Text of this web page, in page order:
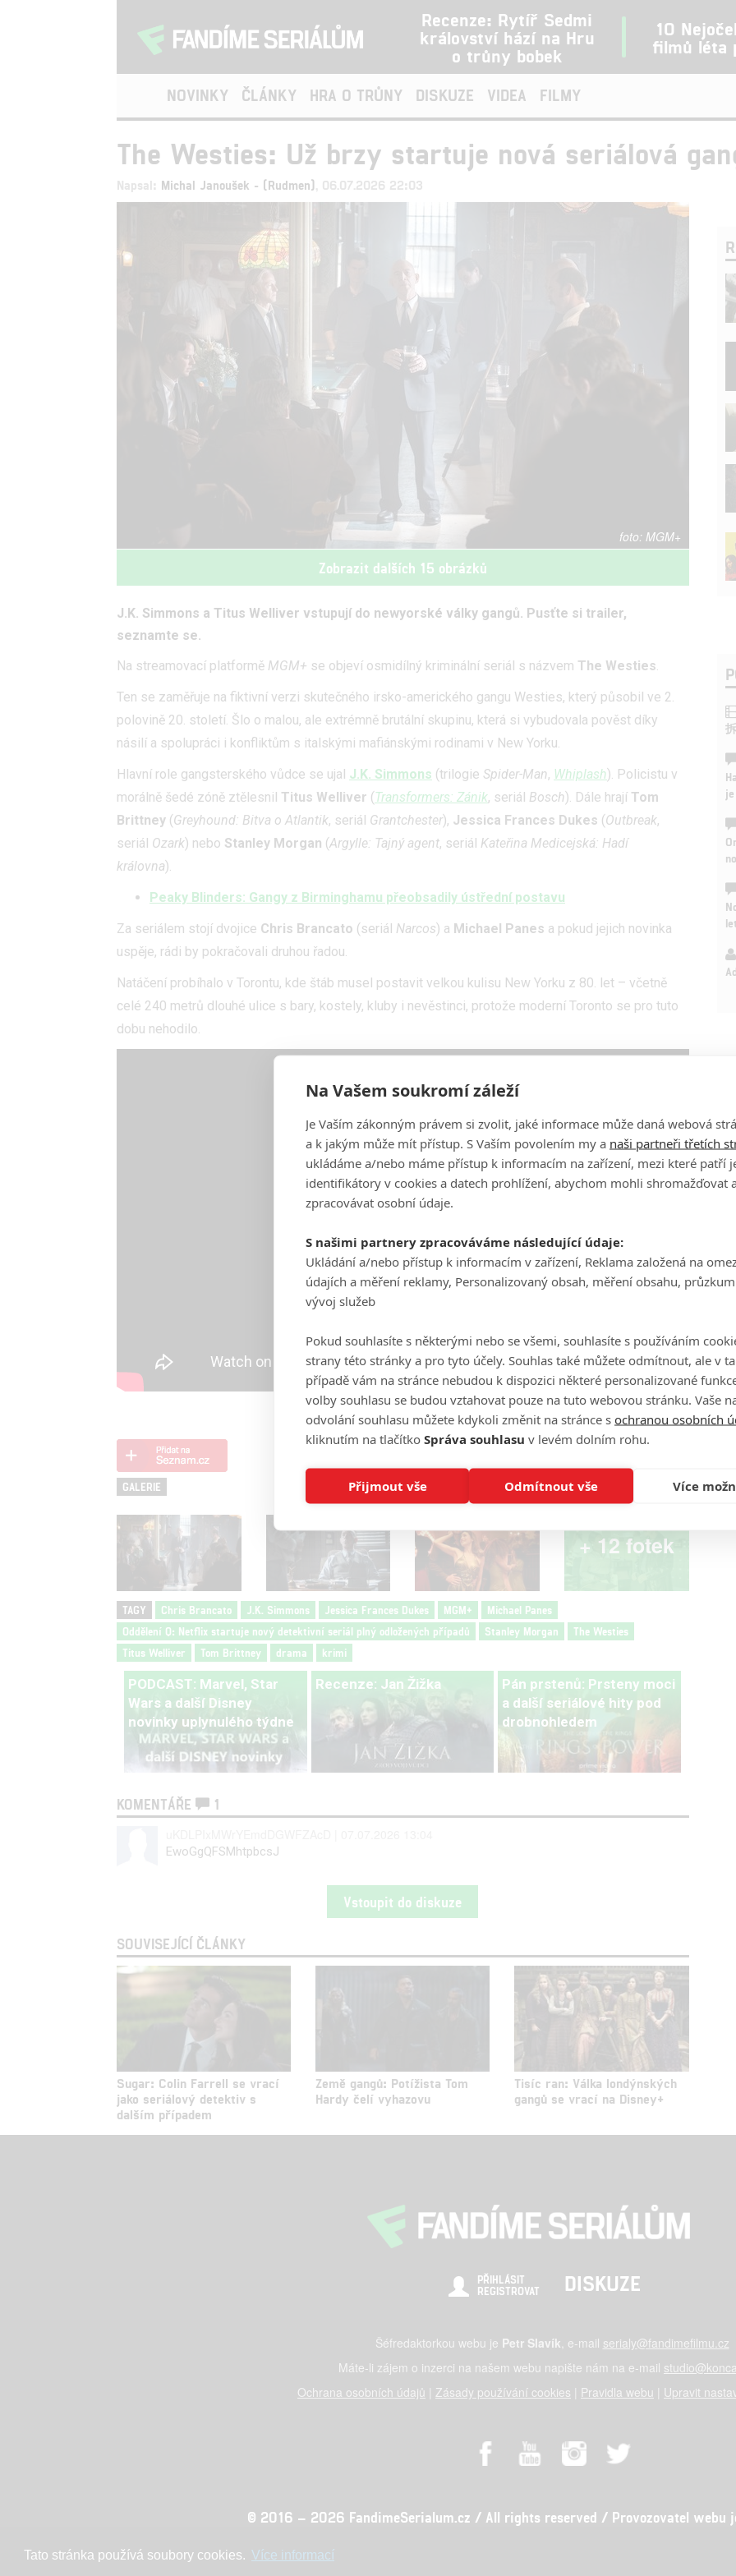
Tato stránka používá soubory cookies. Více informací
Recenze: Rytíř Sedmi
království hází na Hru
o trůny bobek
10
filmů léta
NOVINKY ČLÁNKY HRA O TRŮNY DISKUZE VIDEA FILMY
The Westies: Už brzy startuje nová seriálová
Napsal: Michal Janoušek - (Rudmen) , 06.07.2026 22:03
MGM+
Zobrazit dalších 15 obrázků
J.K. Simmons a Titus Welliver vstupují do newyorské války gangů. Pusťte si trailer,
seznamte se.
Na streamovací platformě MGM+ se objeví osmidílný kriminální seriál s názvem The Westies.
Ten se zaměřuje na fiktivní verzi skutečného irsko-amerického gangu Westies, který působil ve 2.
polovině 20. století. Šlo o malou, ale extrémně brutální skupinu, která si vybudovala pověst díky
násilí a spolupráci i konfliktům s italskými mafiánskými rodinami v New Yorku.
Hlavní role gangsterského vůdce se ujal J.K. Simmons (trilogie Spider-Man, Whiplash). Policistu v
morálně šedé zóně ztělesnil Titus Welliver (Transformers: Zánik, seriál Bosch). Dále hrají Tom
Brittney (Greyhound: Bitva o Atlantik, seriál Grantchester), Jessica Frances Dukes (Outbreak,
seriál Ozark) nebo Stanley Morgan (Argylle: Tajný agent, seriál Kateřina Medicejská: Hadí
královna).
Peaky Blinders: Gangy z Birminghamu přeobsadily ústřední postavu
Za seriálem stojí dvojice Chris Brancato (seriál Narcos) a Michael Panes a pokud jejich novinka
uspěje, rádi by pokračovali druhou řadou.
Natáčení probíhalo v Torontu, kde štáb musel postavit velkou kulisu New Yorku z 80. let – včetně
celé 240 metrů dlouhé ulice s bary, kostely, kluby i nevěstinci, protože moderní Toronto se pro tuto
dobu nehodilo.
GALERIE
+ 12 fotek
TAGY Chris Brancato J.K. Simmons Jessica Frances Dukes MGM+
Michael Panes
Oddělení Q: Netflix startuje nový detektivní seriál plný odložených případů
Stanley Morgan
The Westies
Titus Welliver
Tom Brittney drama krimi
PODCAST: Marvel, Star
Wars a další Disney
novinky uplynulého týdne
Recenze: Jan Žižka
Pán prstenů: Prsteny moci
a další seriálové hity pod
drobnohledem
KOMENTÁŘE
1
EwoGgQFSMhtpbcsJ
Vstoupit do diskuze
SOUVISEJÍCÍ ČLÁNKY
Sugar: Colin Farrell se vrací
jako seriálový detektiv s
dalším případem
Země gangů: Potížista Tom
Hardy čelí vyhazovu
Tisíc ran: Válka londýnských
gangů se vrací na Disney+
PŘIHLÁSIT
REGISTROVAT
DISKUZE
Šéfredaktorkou webu je Petr Slavík , e-mail serialy@fandimefilmu.cz
Máte-li zájem o inzerci na našem webu napište nám na e-mail
Ochrana osobních údajů
Zásady používání cookies Pravidla webu Upravit
© 2016 – 2026 FandimeSerialum.cz / All rights reserved / Provozovatel webu
Na Vašem soukromí záleží
Je Vaším zákonným právem si zvolit, jaké informace může daná webová
a k jakým může mít přístup. S Vaším povolením my a naši partneři třetích
ukládáme a/nebo máme přístup k informacím na zařízení, mezi které patří
identifikátory v cookies a datech prohlížení, abychom mohli shromažďovat
zpracovávat osobní údaje.
S našimi partnery zpracováváme následující údaje:
Ukládání a/nebo přístup k informacím v zařízení, Reklama založená na
údajích a měření reklamy, Personalizovaný obsah, měření obsahu,
vývoj služeb
Pokud souhlasíte s některými nebo se všemi, souhlasíte s používáním
strany této stránky a pro tyto účely. Souhlas také můžete odmítnout, ale v
případě vám na stránce nebudou k dispozici některé personalizované
volby souhlasu se budou vztahovat pouze na tuto webovou stránku. Vaše
odvolání souhlasu můžete kdykoli změnit na stránce s ochranou osobních
kliknutím na tlačítko Správa souhlasu v levém dolním rohu.
Přijmout vše Odmítnout vše Více